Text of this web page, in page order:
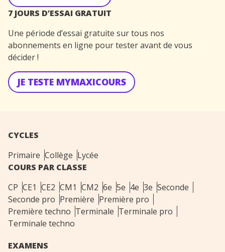
7 JOURS D’ESSAI GRATUIT
Une période d’essai gratuite sur tous nos
abonnements en ligne pour tester avant de vous
décider !
JE TESTE MYMAXICOURS
CYCLES
Primaire Collège Lycée
COURS PAR CLASSE
CP CE1 CE2 CM1 CM2 6e 5e 4e 3e Seconde
Seconde pro Première Première pro
Première techno Terminale Terminale pro
Terminale techno
EXAMENS